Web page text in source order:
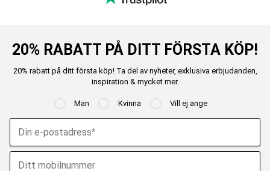
20% RABATT PÅ DITT FÖRSTA KÖP!
20% rabatt på ditt första köp! Ta del av nyheter, exklusiva erbjudanden,
inspiration & mycket mer.
Man Kvinna Vill ej ange